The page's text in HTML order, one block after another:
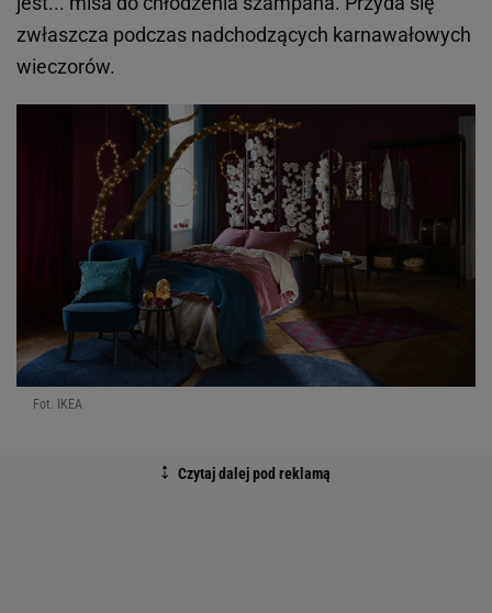
zwłaszcza podczas nadchodzących karnawałowych
wieczorów.
Fot. IKEA